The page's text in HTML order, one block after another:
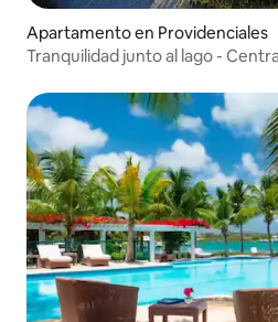
Apartamento en Providenciales
Tranquilidad junto al lago -